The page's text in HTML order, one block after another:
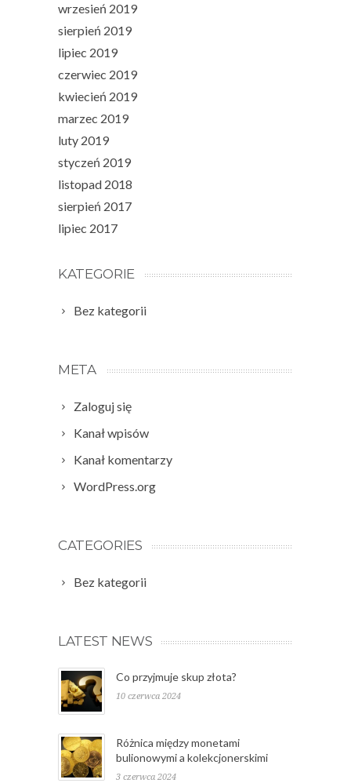
wrzesień 2019
sierpień 2019
lipiec 2019
czerwiec 2019
kwiecień 2019
marzec 2019
luty 2019
styczeń 2019
listopad 2018
sierpień 2017
lipiec 2017
KATEGORIE
Bez kategorii
META
Zaloguj się
Kanał wpisów
Kanał komentarzy
WordPress.org
CATEGORIES
Bez kategorii
LATEST NEWS
Co przyjmuje skup złota?
10 czerwca 2024
Różnica między monetami
bulionowymi a kolekcjonerskimi
3 czerwca 2024